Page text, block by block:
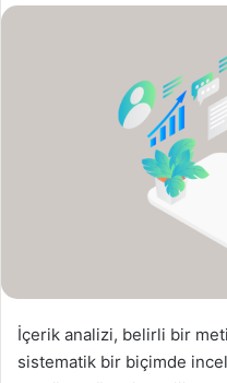
g
ö
n
d
e
İçerik analizi, belirli bir
sistematik bir biçimde